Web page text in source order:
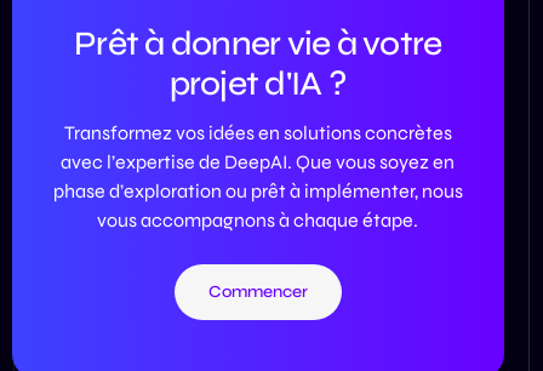
Prêt à donner vie à votre
projet d'IA ?
Transformez vos idées en solutions concrètes
avec l’expertise de DeepAI. Que vous soyez en
phase d’exploration ou prêt à implémenter, nous
vous accompagnons à chaque étape.
Commencer